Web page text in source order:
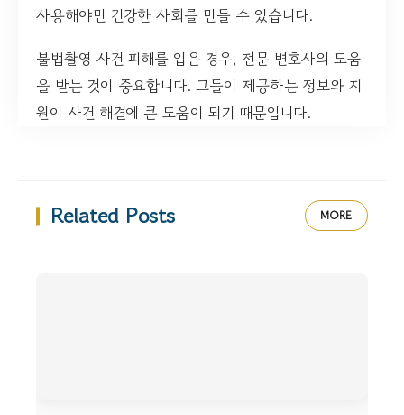
사용해야만 건강한 사회를 만들 수 있습니다.
불법촬영 사건 피해를 입은 경우, 전문 변호사의 도움
을 받는 것이 중요합니다. 그들이 제공하는 정보와 지
원이 사건 해결에 큰 도움이 되기 때문입니다.
Related Posts MORE